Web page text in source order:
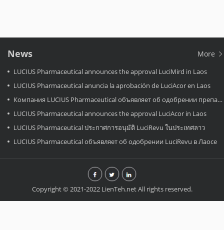
News More
LUCIUS Pharmaceutical announces the approval LuciMird in Laos
LUCIUS Pharmaceutical anuncia la aprobación de LuciAcor en Laos
Компания LUCIUS Pharmaceutical объявляет об одобрении препарата LuciAcor в Лаосе.
LUCIUS Pharmaceutical announces the approval LuciAcor in Laos
LUCIUS Pharmaceutical ประกาศการอนุมัติ LuciRevu ในประเทศลาว
LUCIUS Pharmaceutical объявляет об одобрении LuciRevu в Лаосе
Copyright © 2021-2022 LienTeh.net All rights reserved.